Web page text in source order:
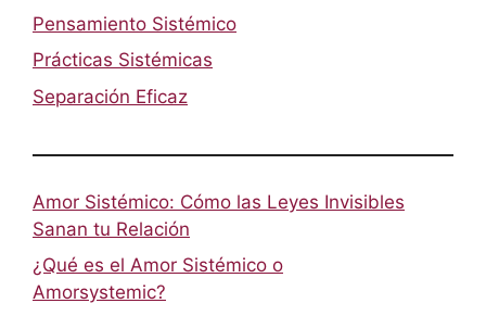
Pensamiento Sistémico
Prácticas Sistémicas
Separación Eficaz
Amor Sistémico: Cómo las Leyes Invisibles
Sanan tu Relación
¿Qué es el Amor Sistémico o
Amorsystemic?